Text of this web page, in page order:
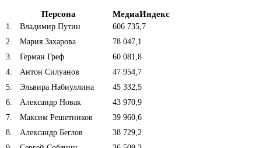
Персона МедиаИндекс
1 Владимир Путин
606 735,7
2
Мария Захарова
78 047,1
3
Герман Греф
60 081,8
4
Антон Силуанов
47 954,7
5
Эльвира Набиуллина
45 332,5
6
Александр Новак
43 970,9
7
Максим Решетников
39 960,6
8
Александр Беглов
38 729,2